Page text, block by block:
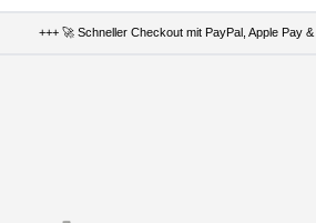
+++ 🚀 Schneller Checkout mit PayPal, Apple Pay &